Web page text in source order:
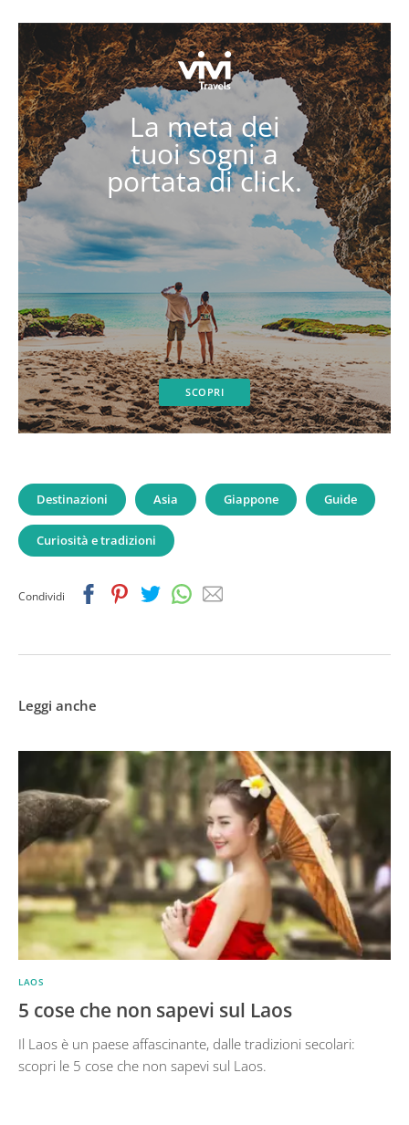
La meta dei
tuoi sogni a
portata di click.
SCOPRI
Destinazioni Asia Giappone Guide
Curiosità e tradizioni
Condividi FacebookPinterestTwitterWhatsapp
Email
Leggi anche
LAOS
5 cose che non sapevi sul Laos
Il Laos è un paese affascinante, dalle tradizioni secolari:
scopri le 5 cose che non sapevi sul Laos.